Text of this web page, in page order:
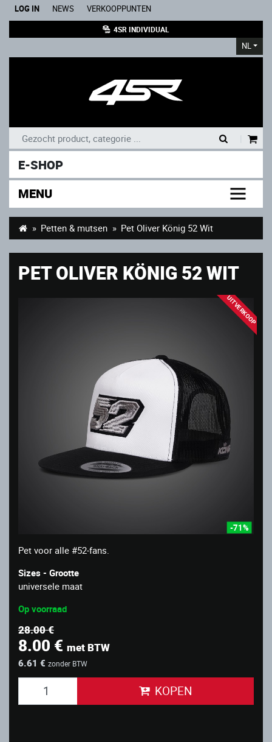
LOG IN NEWS VERKOOPPUNTEN
4SR INDIVIDUAL
NL
E-SHOP
MENU
Petten & mutsen Pet Oliver König 52 Wit
PET OLIVER KÖNIG 52 WIT
UITVERKOOP
-71%
Pet voor alle #52-fans.
Sizes - Grootte
universele maat
Op voorraad
28.00 €
8.00 € met BTW
6.61 € zonder BTW
KOPEN